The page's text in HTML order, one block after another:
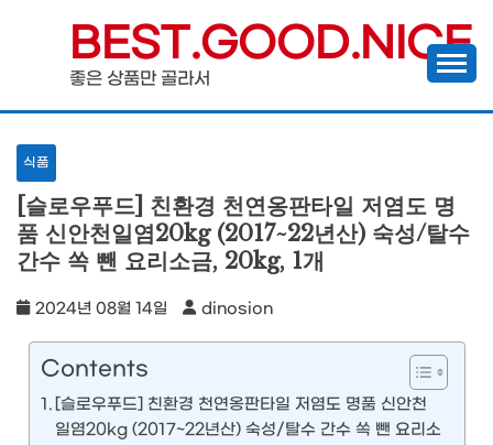
content
BEST.GOOD.NICE
좋은 상품만 골라서
식품
[슬로우푸드] 친환경 천연옹판타일 저염도 명
품 신안천일염20kg (2017~22년산) 숙성/탈수
간수 쏙 뺀 요리소금, 20kg, 1개
2024년 08월 14일 dinosion
Contents
[슬로우푸드] 친환경 천연옹판타일 저염도 명품 신안천
일염20kg (2017~22년산) 숙성/탈수 간수 쏙 뺀 요리소